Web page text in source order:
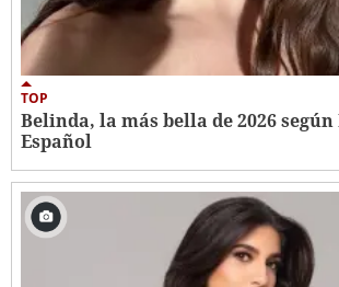
TOP
Belinda, la más bella de 2026 según
Español